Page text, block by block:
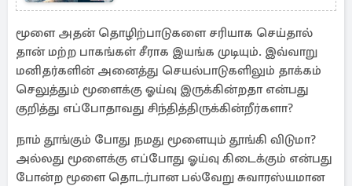
மூளை அதன் தொழிற்பாடுகளை சரியாக செய்தால்
தான் மற்ற பாகங்கள் சீராக இயங்க முடியும். இவ்வாறு
மனிதர்களின் அனைத்து செயல்பாடுகளிலும் தாக்கம்
செலுத்தும் மூளைக்கு ஓய்வு இருக்கின்றதா என்பது
குறித்து எப்போதாவது சிந்தித்திருக்கின்றீர்களா?
நாம் தூங்கும் போது நமது மூளையும் தூங்கி விடுமா?
அல்லது மூளைக்கு எப்போது ஓய்வு கிடைக்கும் என்பது
போன்ற மூளை தொடர்பான பல்வேறு சுவாரஸ்யமான